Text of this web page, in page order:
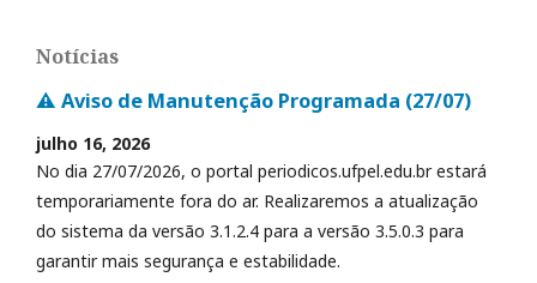
Notícias
⚠️ Aviso de Manutenção Programada (27/07)
julho 16, 2026
No dia 27/07/2026, o portal periodicos.ufpel.edu.br estará
temporariamente fora do ar. Realizaremos a atualização
do sistema da versão 3.1.2.4 para a versão 3.5.0.3 para
garantir mais segurança e estabilidade.